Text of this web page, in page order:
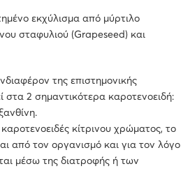
εκχύλισμα από μύρτιλο
σταφυλιού (Grapeseed) και
της επιστημονικής
στα 2 σημαντικότερα καροτενοειδή:
κίτρινου χρώματος, το
από τον οργανισμό και για τον λόγο
μέσω της διατροφής ή των